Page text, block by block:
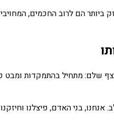
ביותר הם לרוב החכמים,
שלם: מתחיל בהתמקדות
בני האדם, פיצלנו וחיזקנו